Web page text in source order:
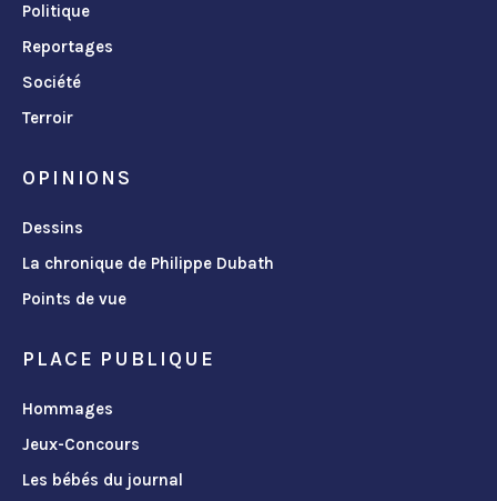
Politique
Reportages
Société
Terroir
OPINIONS
Dessins
La chronique de Philippe Dubath
Points de vue
PLACE PUBLIQUE
Hommages
Jeux-Concours
Les bébés du journal